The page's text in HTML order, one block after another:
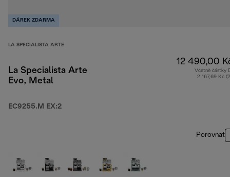
DÁREK ZDARMA
LA SPECIALISTA ARTE
La Specialista Arte
Evo, Metal
EC9255.M EX:2
12 490,00
Včetně částky
2 167,69 Kč
Porovnat